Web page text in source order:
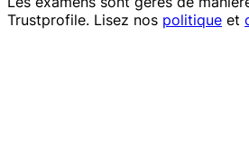
Trustprofile. Lisez nos politique et